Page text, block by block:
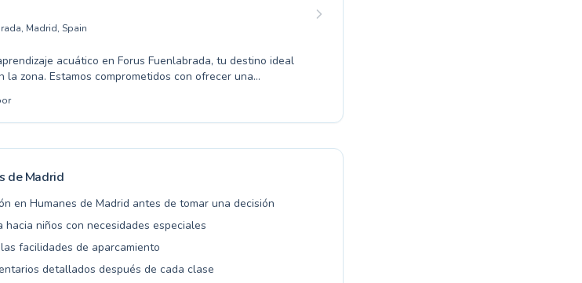
la natación y a disfrutar de instalaciones de primer nivel.
Madrid, Spain
acuático en Forus Fuenlabrada, tu destino ideal
zona. Estamos comprometidos con ofrecer una
edades, desde los más pequeños que dan sus primeras
su técnica o superar el miedo al agua. Nuestro
un ambiente seguro y estimulante, adaptando cada
a disfrutar de los beneficios del agua y a desarrollar una
aventura acuática hoy mismo.
de Madrid
en Humanes de Madrid antes de tomar una decisión
niños con necesidades especiales
facilidades de aparcamiento
detallados después de cada clase